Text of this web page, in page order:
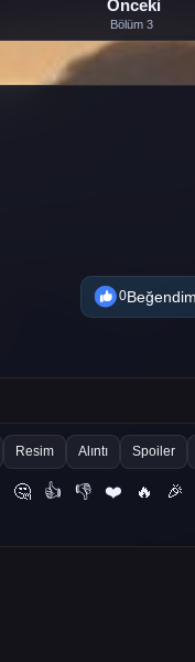
Önceki
Bölüm 3
0Beğendim
Resim Alıntı Spoiler
🤔 👍 👎 ❤️ 🔥 🎉